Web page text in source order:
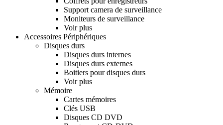
Support camera de surveillance
Moniteurs de surveillance
Voir plus
Accessoires Périphériques
Disques durs
Disques durs internes
Disques durs externes
Boitiers pour disques durs
Voir plus
Mémoire
Cartes mémoires
Clés USB
Disques CD DVD